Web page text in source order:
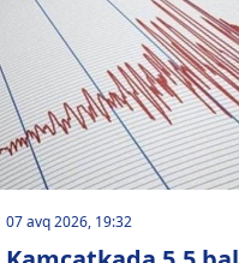
07 avq 2026, 19:32